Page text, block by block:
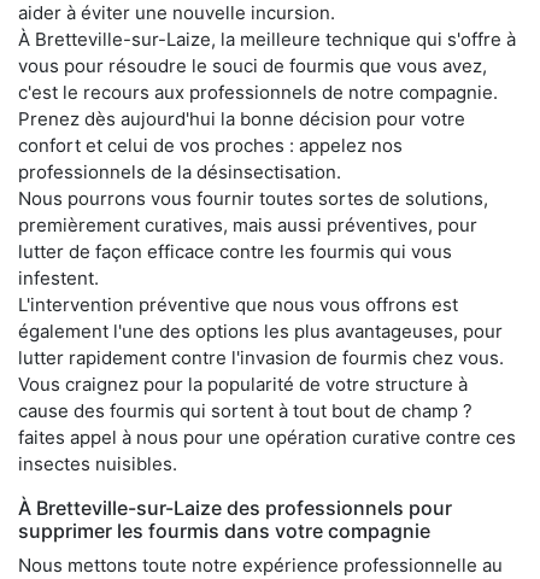
aider à éviter une nouvelle incursion.
À Bretteville-sur-Laize, la meilleure technique qui s'offre à
vous pour résoudre le souci de fourmis que vous avez,
c'est le recours aux professionnels de notre compagnie.
Prenez dès aujourd'hui la bonne décision pour votre
confort et celui de vos proches : appelez nos
professionnels de la désinsectisation.
Nous pourrons vous fournir toutes sortes de solutions,
premièrement curatives, mais aussi préventives, pour
lutter de façon efficace contre les fourmis qui vous
infestent.
L'intervention préventive que nous vous offrons est
également l'une des options les plus avantageuses, pour
lutter rapidement contre l'invasion de fourmis chez vous.
Vous craignez pour la popularité de votre structure à
cause des fourmis qui sortent à tout bout de champ ?
faites appel à nous pour une opération curative contre ces
insectes nuisibles.
À Bretteville-sur-Laize des professionnels pour
supprimer les fourmis dans votre compagnie
Nous mettons toute notre expérience professionnelle au